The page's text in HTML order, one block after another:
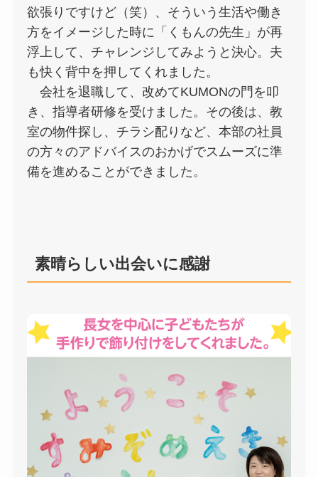
欲張りですけど（笑）、そういう生活や働き
方をイメージした時に「くもんの先生」が再
浮上して、チャレンジしてみようと決心。夫
も快く背中を押してくれました。
会社を退職して、改めてKUMONの門を叩
き、指導者研修を受けました。その後は、教
室の物件探し、チラシ配りなど、本部の社員
の方々のアドバイスのおかげでスムーズに準
備を進めることができました。
素晴らしい出会いに感謝